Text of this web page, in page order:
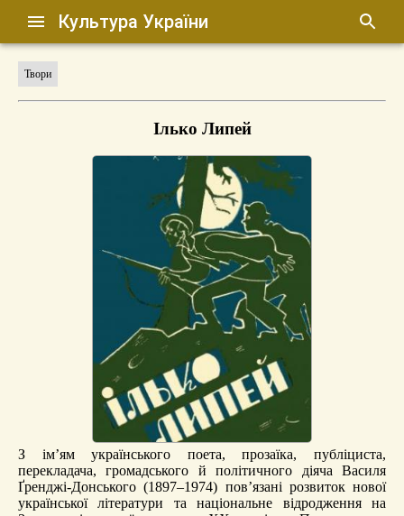
Культура України
Твори
Ілько Липей
З ім’ям українського поета, прозаїка, публіциста,
перекладача, громадського й політичного діяча Василя
Ґренджі-Донського (1897–1974) пов’язані розвиток нової
української літератури та національне відродження на